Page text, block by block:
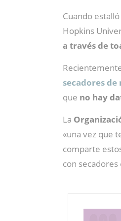
Cuando
Hopkins
a través de
secadores
que no hay
La
«una vez que
comparte
con secadores